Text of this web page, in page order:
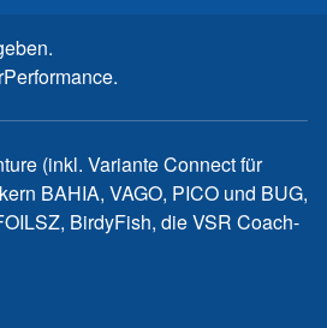
(inkl. Variante Connect für
BAHIA, VAGO, PICO und BUG,
BirdyFish, die VSR Coach-